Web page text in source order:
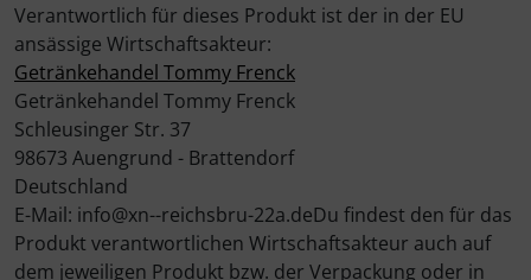
Verantwortlich für dieses Produkt ist der in der EU
ansässige Wirtschaftsakteur:
Getränkehandel Tommy Frenck
Getränkehandel Tommy Frenck
Schleusinger Str. 37
98673 Auengrund - Brattendorf
Deutschland
E-Mail: info@xn--reichsbru-22a.deDu findest den für das
Produkt verantwortlichen Wirtschaftsakteur auch auf
dem jeweiligen Produkt bzw. der Verpackung oder in